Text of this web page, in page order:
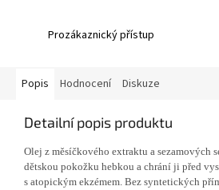
Prozákaznický přístup
Popis Hodnocení Diskuze
Detailní popis produktu
Olej z měsíčkového extraktu a sezamových
dětskou pokožku hebkou a chrání ji před
s atopickým ekzémem. Bez syntetických